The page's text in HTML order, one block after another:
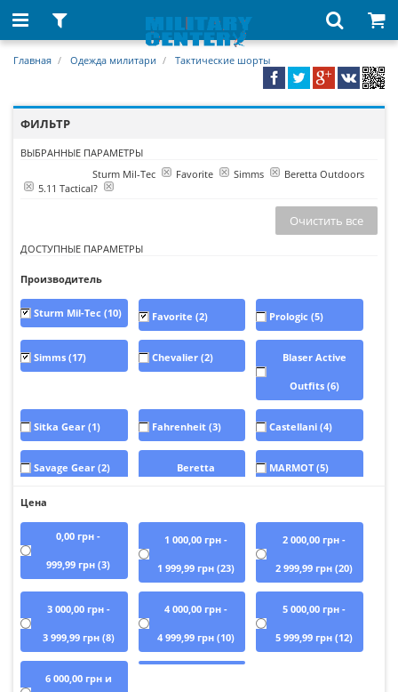
Главная Одежда милитари Тактические шорты
ФИЛЬТР
ВЫБРАННЫЕ ПАРАМЕТРЫ
Sturm Mil-Tec Favorite Simms
Beretta Outdoors
5.11 Tactical?
Очистить все
ДОСТУПНЫЕ ПАРАМЕТРЫ
Производитель
Sturm Mil-Tec (10) Favorite (2) Prologic(5)
Simms (17) Chevalier (2) Blaser Active
Outfits (6)
Sitka Gear (1) Fahrenheit (3) Castellani(4)
Savage Gear (2) Beretta MARMOT(5)
Sturm Mil-Tec? Surplus Raw
Vintage? (30)
Цена
0,00 грн -
999,99 грн (3)
1 000,00 грн -
1 999,99 грн (23)
2 000,00 грн -
2 999,99 грн (20)
3 000,00 грн-
3 999,99 грн (8)
4 000,00 грн -
4 999,99 грн (10)
5 000,00 грн -
5 999,99 грн (12)
6 000,00 грни